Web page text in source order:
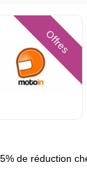
Offres
de réduction